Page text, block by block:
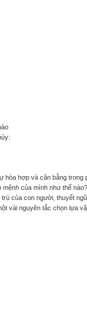
mau-nha-
Y); Nam (Phục Vị);
Nam (Lục Sát); Tây (Ngũ
hòa hợp và cân bằng
mệnh của mình như thế nào?
của con người, thuyết
vài nguyên tắc chọn lựa
đóng trần mảng tròn,
nghiệp.